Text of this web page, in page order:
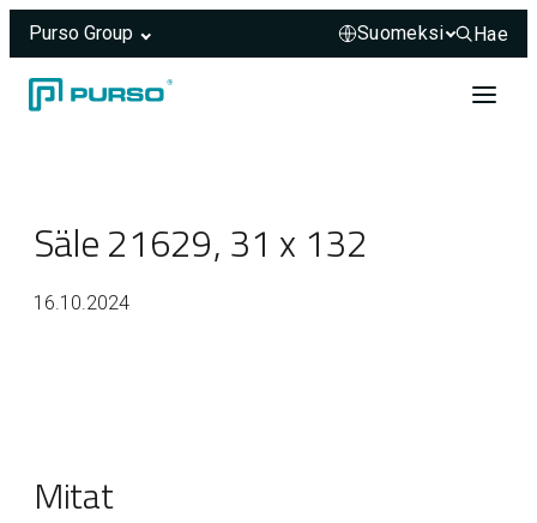
Purso Group
Hae
Hae
Säle 21629, 31 x 132
16.10.2024
Mitat